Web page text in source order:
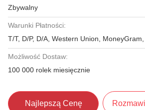
Zbywalny
Warunki Płatności:
T/T, D/P, D/A, Western Union,
Możliwość Dostaw:
100 000 rolek miesięcznie
Najlepszą Cenę